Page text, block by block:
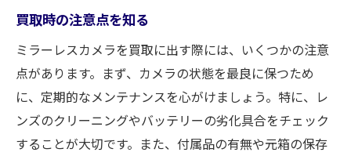
買取時の注意点を知る
ミラーレスカメラを買取に出す際には、いくつかの注意
点があります。まず、カメラの状態を最良に保つため
に、定期的なメンテナンスを心がけましょう。特に、レ
ンズのクリーニングやバッテリーの劣化具合をチェック
することが大切です。また、付属品の有無や元箱の保存